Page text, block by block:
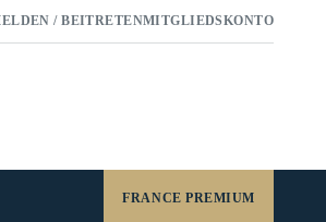
/ BEITRETENMITGLIEDSKONTO
FRANCE PREMIUM